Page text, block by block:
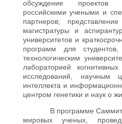
обсуждение проектов
российскими учеными и
партнеров;
магистратуры и
университетов и
программ для
технологическим
лабораторией
исследований, научным
интеллекта и
центром генетики и наук о
В программе
мировых ученых,